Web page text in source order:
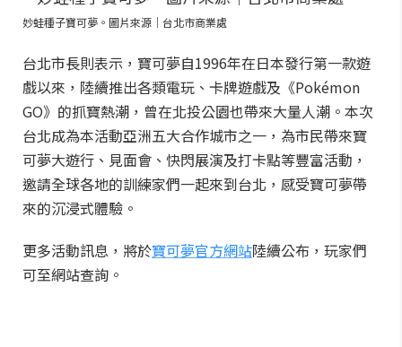
妙蛙種子寶可夢。圖片來源｜台北市商業處
台北市長則表示，寶可夢自1996年在日本發行第一款遊
戲以來，陸續推出各類電玩、卡牌遊戲及《Pokémon
GO》的抓寶熱潮，曾在北投公園也帶來大量人潮。本次
台北成為本活動亞洲五大合作城市之一，為市民帶來寶
可夢大遊行、見面會、快閃展演及打卡點等豐富活動，
邀請全球各地的訓練家們一起來到台北，感受寶可夢帶
來的沉浸式體驗。
更多活動訊息，將於寶可夢官方網站陸續公布，玩家們
可至網站查詢。